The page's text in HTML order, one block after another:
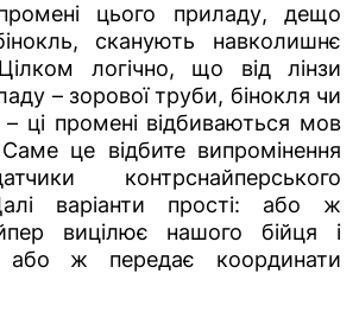
промені цього приладу, дещо
сканують навколишнє
логічно, що від лінзи
– зорової труби, бінокля чи
– ці промені відбиваються мов
це відбите випромінення
контрснайперського
варіанти прості: або ж
вицілює нашого бійця і
або ж передає координати